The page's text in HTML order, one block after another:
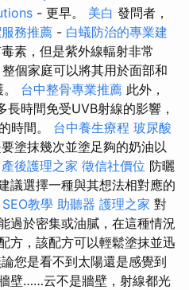
- 更早。 美白 發問者，
務推薦 - 白蟻防治的專業建
素，但是紫外線輻射非常
個家庭可以將其用於面部和
台中整骨專業推薦 此外，
長時間免受UVB射線的影響，
時間。 台中養生療程 玻尿酸
塗抹幾次並塗足夠的​​奶油以
後護理之家 徵信社價位 防曬
議選擇一種與其想法相對應的
教學 助聽器 護理之家 對
過於密集或油膩，在這種情況
方，該配方可以輕鬆塗抹並迅
您是看不到太陽還是感覺到
壁……云不是牆壁，射線都光